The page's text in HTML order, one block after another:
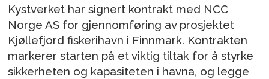
Kystverket har signert kontrakt med NCC
Norge AS for gjennomføring av prosjektet
Kjøllefjord fiskerihavn i Finnmark. Kontrakten
markerer starten på et viktig tiltak for å styrke
sikkerheten og kapasiteten i havna, og legge